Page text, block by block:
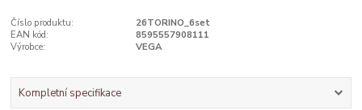
Číslo produktu:
26TORINO_6set
EAN kód:
8595557908111
Výrobce:
VEGA
Kompletní specifikace